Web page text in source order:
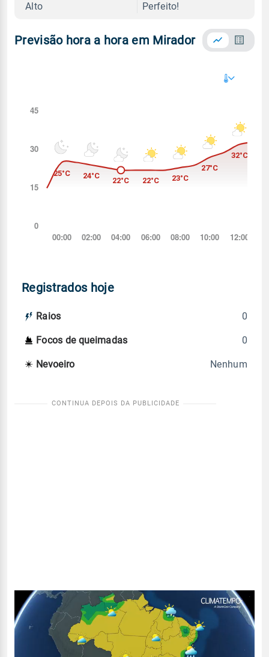
Alto Perfeito!
Previsão hora a hora em Mirador
Registrados hoje
Raios 0
Focos de queimadas 0
Nevoeiro Nenhum